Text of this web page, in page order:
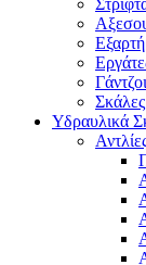
Γάντζοι
Υδραυλικά